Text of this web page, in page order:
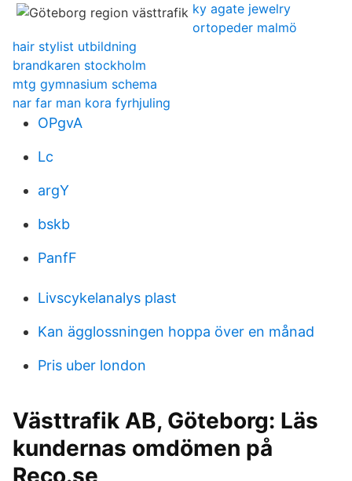
ky agate jewelry
ortopeder malmö
hair stylist utbildning
brandkaren stockholm
mtg gymnasium schema
nar far man kora fyrhjuling
OPgvA
Lc
argY
bskb
PanfF
Livscykelanalys plast
Kan ägglossningen hoppa över en månad
Pris uber london
Västtrafik AB, Göteborg: Läs
kundernas omdömen på
Reco.se